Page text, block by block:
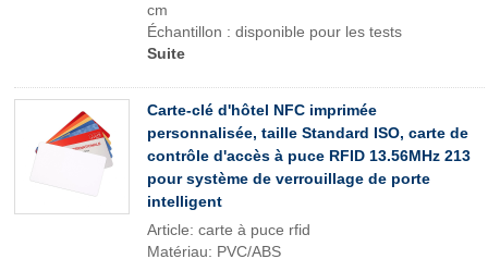
cm
Échantillon : disponible pour les tests
Suite
Carte-clé d'hôtel NFC imprimée
personnalisée, taille Standard ISO, carte de
contrôle d'accès à puce RFID 13.56MHz 213
pour système de verrouillage de porte
intelligent
Article: carte à puce rfid
Matériau: PVC/ABS